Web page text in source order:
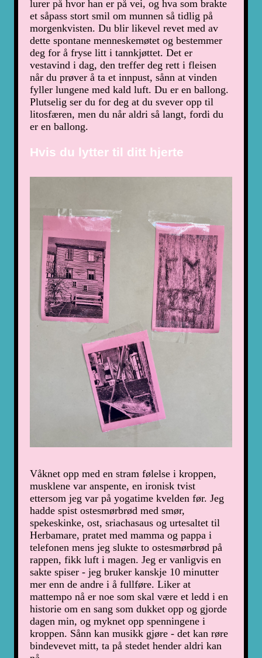
lurer på hvor han er på vei, og hva som brakte
et såpass stort smil om munnen så tidlig på
morgenkvisten. Du blir likevel revet med av
dette spontane menneskemøtet og bestemmer
deg for å fryse litt i tannkjøttet. Det er
vestavind i dag, den treffer deg rett i fleisen
når du prøver å ta et innpust, sånn at vinden
fyller lungene med kald luft. Du er en ballong.
Plutselig ser du for deg at du svever opp til
litosfæren, men du når aldri så langt, fordi du
er en ballong.
Hvis du lytter til ditt hjerte
Våknet opp med en stram følelse i kroppen,
musklene var anspente, en ironisk tvist
ettersom jeg var på yogatime kvelden før. Jeg
hadde spist ostesmørbrød med smør,
spekeskinke, ost, sriachasaus og urtesaltet til
Herbamare, pratet med mamma og pappa i
telefonen mens jeg slukte to ostesmørbrød på
rappen, fikk luft i magen. Jeg er vanligvis en
sakte spiser - jeg bruker kanskje 10 minutter
mer enn de andre i å fullføre. Liker at
mattempo nå er noe som skal være et ledd i en
historie om en sang som dukket opp og gjorde
dagen min, og myknet opp spenningene i
kroppen. Sånn kan musikk gjøre - det kan røre
bindevevet mitt, ta på stedet hender aldri kan